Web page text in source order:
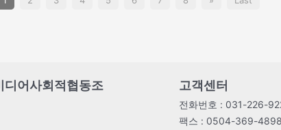
디어사회적협동조
고객센터
전화번호 : 031-226-
팩스 : 0504-369-4898